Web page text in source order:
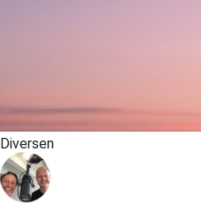
Diversen